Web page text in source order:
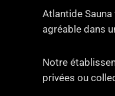
Atlantide
agréable dans
Notre
privées ou